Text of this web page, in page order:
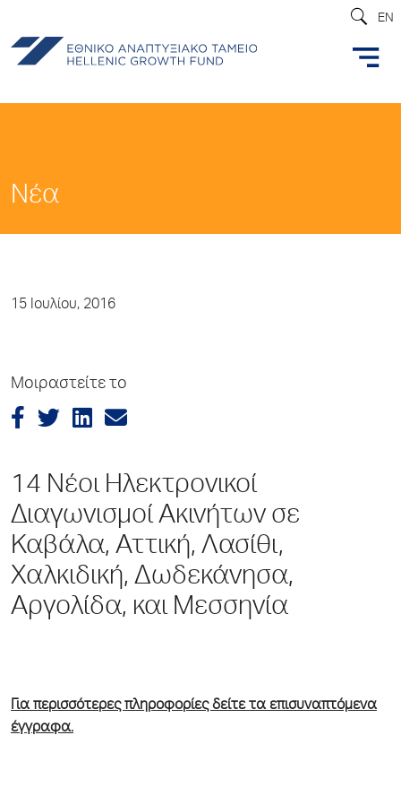
EN
Νέα
15 Ιουλίου, 2016
Μοιραστείτε το
14 Νέοι Ηλεκτρονικοί
Διαγωνισμοί Ακινήτων σε
Καβάλα, Αττική, Λασίθι,
Χαλκιδική, Δωδεκάνησα,
Αργολίδα, και Μεσσηνία
Για περισσότερες πληροφορίες δείτε τα επισυναπτόμενα
έγγραφα.